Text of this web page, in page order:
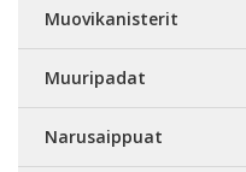
Muovikanisterit
Muuripadat
Narusaippuat